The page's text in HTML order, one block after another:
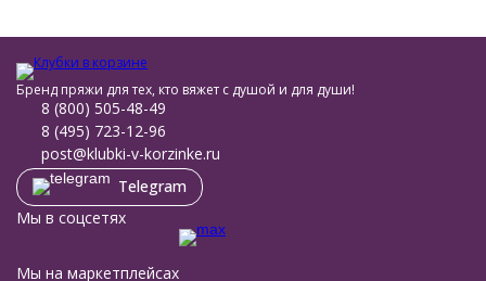
Бренд пряжи для тех, кто вяжет с душой и для души!
8 (800) 505-48-49
8 (495) 723-12-96
post@klubki-v-korzinke.ru
Telegram
Мы в соцсетях
Мы на маркетплейсах